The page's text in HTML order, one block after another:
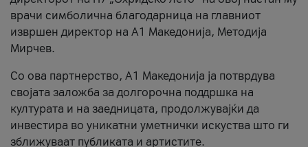
врачи симболична благодарница на главниот
извршен директор на A1 Македонија, Методија
Мирчев.
Со ова партнерство, A1 Македонија ја потврдува
својата заложба за долгорочна поддршка на
културата и на заедницата, продолжувајќи да
инвестира во уникатни уметнички искуства што ги
зближуваат публиката и артистите.